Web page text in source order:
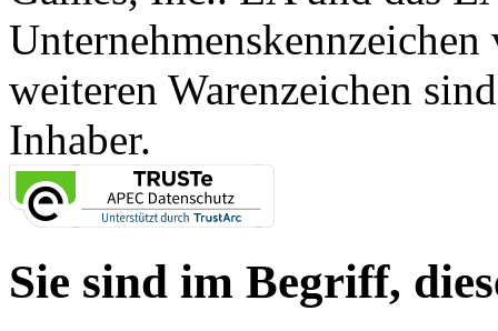
weiteren Warenzeichen
Inhaber.
Sie sind im Begriff,